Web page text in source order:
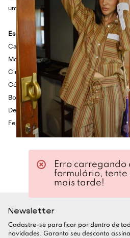
um toque mais despojado.
Especificações Técnicas
Calça em tecido sarjado encorpado
Modelagem barril
Cintura alta
Cós com passantes
Bolsos laterais e posteriores
Detalhe posterior pespontado
Fechamento frontal em botões de
Newsletter
Cadastre-se para ficar por dentro de
novidades. Garanta seu desconto
Erro carregando
formulário, tente
mais tarde!